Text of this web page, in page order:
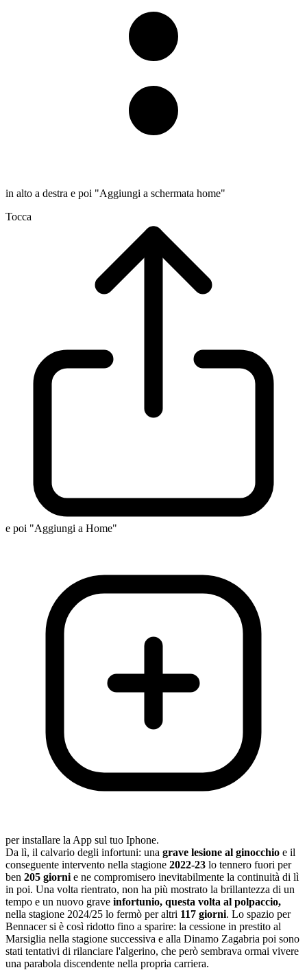
in alto a destra e poi "Aggiungi a schermata home"
Tocca
e poi "Aggiungi a Home"
per installare la App sul tuo Iphone.
Da lì, il calvario degli infortuni: una grave lesione al ginocchio e il
conseguente intervento nella stagione 2022-23 lo tennero fuori per
ben 205 giorni e ne compromisero inevitabilmente la continuità di lì
in poi. Una volta rientrato, non ha più mostrato la brillantezza di un
tempo e un nuovo grave infortunio, questa volta al polpaccio,
nella stagione 2024/25 lo fermò per altri 117 giorni. Lo spazio per
Bennacer si è così ridotto fino a sparire: la cessione in prestito al
Marsiglia nella stagione successiva e alla Dinamo Zagabria poi sono
stati tentativi di rilanciare l'algerino, che però sembrava ormai vivere
una parabola discendente nella propria carriera.